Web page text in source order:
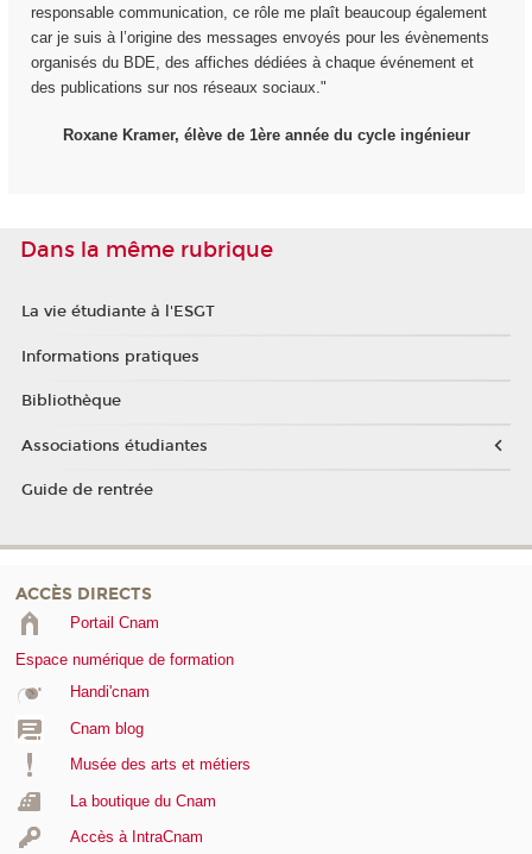
responsable communication, ce rôle me plaît beaucoup également
car je suis à l’origine des messages envoyés pour les évènements
organisés du BDE, des affiches dédiées à chaque événement et
des publications sur nos réseaux sociaux."
Roxane Kramer, élève de 1ère année du cycle ingénieur
Dans la même rubrique
La vie étudiante à l'ESGT
Informations pratiques
Bibliothèque
Associations étudiantes
Guide de rentrée
ACCÈS DIRECTS
Portail Cnam
Espace numérique de formation
Handi'cnam
Cnam blog
Musée des arts et métiers
La boutique du Cnam
Accès à IntraCnam